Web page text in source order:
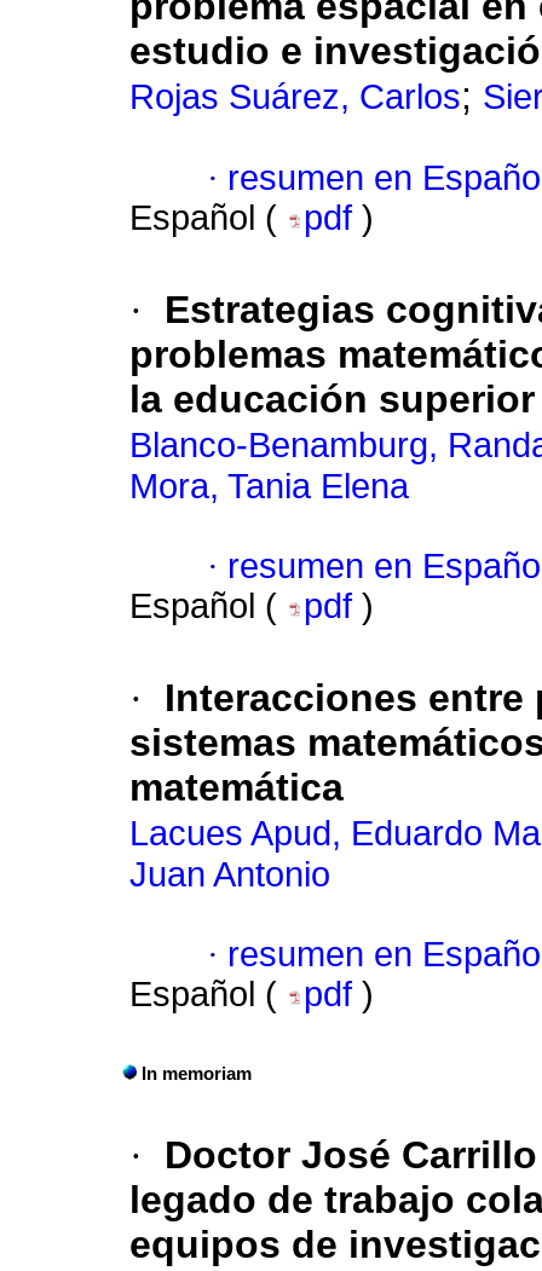
estudio e
Rojas Suárez, Carlos;
· resumen en
Español (
pdf )
·
Estrategias
problemas
la educación superior
Blanco-Benamburg,
Mora, Tania Elena
· resumen en
Español (
pdf )
·
Interacciones
sistemas
matemática
Lacues Apud, Eduardo
Juan Antonio
· resumen en
Español (
pdf )
In memoriam
·
Doctor José
legado de trabajo
equipos de